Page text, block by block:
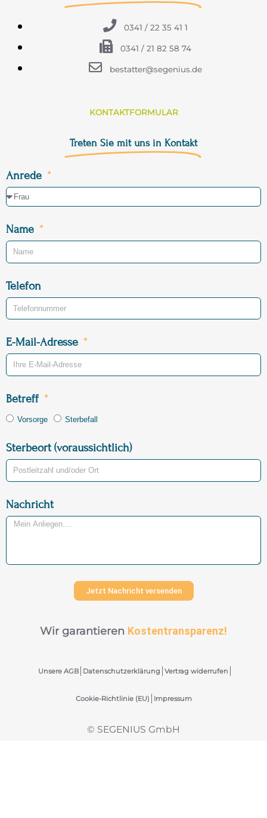
0341 / 22 35 41 1
0341 / 21 82 58 74
bestatter@segenius.de
KONTAKTFORMULAR
Treten Sie mit uns in Kontakt
Anrede
Name
Telefon
E-Mail-Adresse
Betreff
Vorsorge Sterbefall
Sterbeort (voraussichtlich)
Nachricht
Jetzt Nachricht versenden
Wir garantieren Kostentransparenz!
Unsere AGB Datenschutzerklärung Vertrag widerrufen
Cookie-Richtlinie (EU) Impressum
© SEGENIUS GmbH